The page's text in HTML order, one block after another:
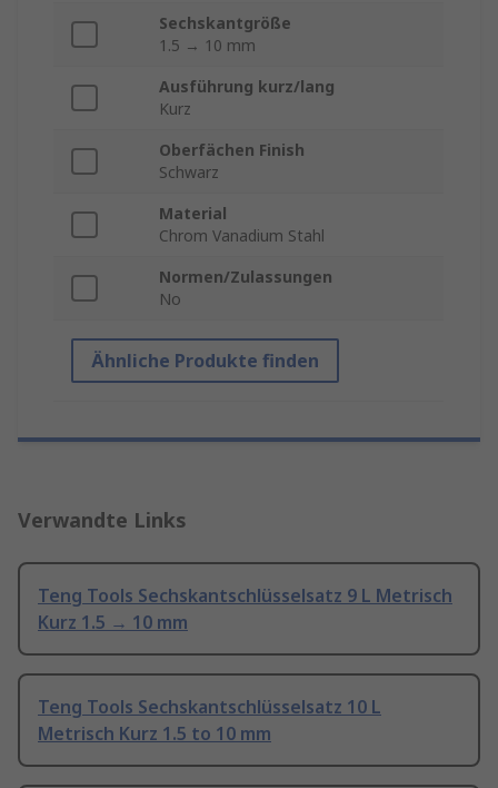
Sechskantgröße
1.5 → 10 mm
Ausführung kurz/lang
Kurz
Oberfächen Finish
Schwarz
Material
Chrom Vanadium Stahl
Normen/Zulassungen
No
Ähnliche Produkte finden
Verwandte Links
Teng Tools Sechskantschlüsselsatz 9 L Metrisch
Kurz 1.5 → 10 mm
Teng Tools Sechskantschlüsselsatz 10 L
Metrisch Kurz 1.5 to 10 mm